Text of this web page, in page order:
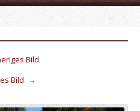
Bild
Bild →